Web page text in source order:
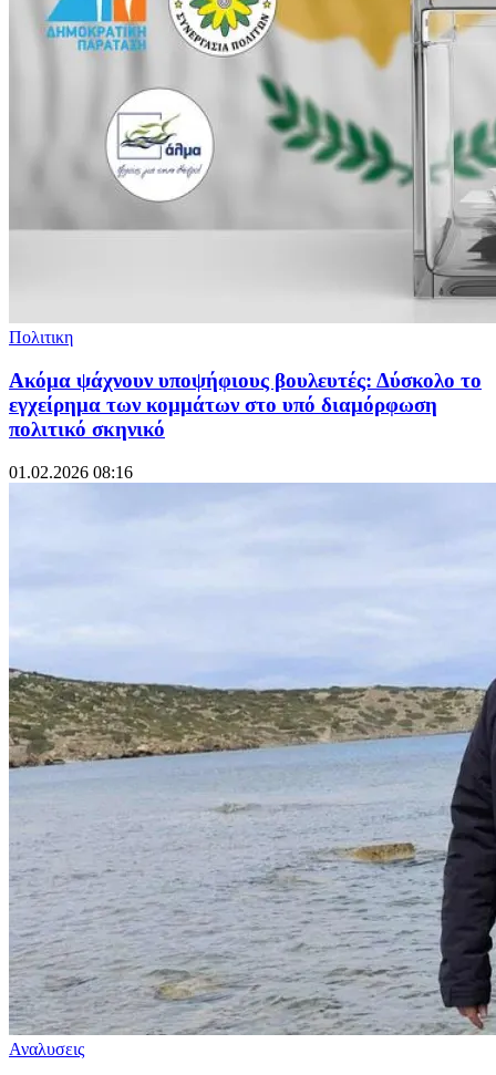
Πολιτικη
Ακόμα ψάχνουν υποψήφιους βουλευτές: Δύσκολο το
εγχείρημα των κομμάτων στο υπό διαμόρφωση
πολιτικό σκηνικό
01.02.2026 08:16
Αναλυσεις